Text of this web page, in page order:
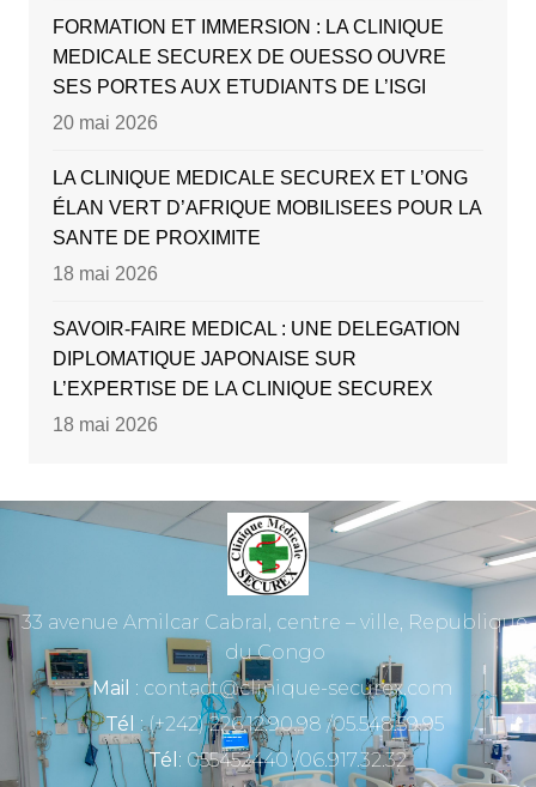
FORMATION ET IMMERSION : LA CLINIQUE
MEDICALE SECUREX DE OUESSO OUVRE
SES PORTES AUX ETUDIANTS DE L’ISGI
20 mai 2026
LA CLINIQUE MEDICALE SECUREX ET L’ONG
ÉLAN VERT D’AFRIQUE MOBILISEES POUR LA
SANTE DE PROXIMITE
18 mai 2026
SAVOIR-FAIRE MEDICAL : UNE DELEGATION
DIPLOMATIQUE JAPONAISE SUR
L’EXPERTISE DE LA CLINIQUE SECUREX
18 mai 2026
33 avenue Amilcar Cabral, centre – ville, Republique
du Congo
Mail : contact@clinique-securex.com
Tél : (+242) 226.12.90.98 /05.548.59.95
Tél : 055452440 /06.917.32.32